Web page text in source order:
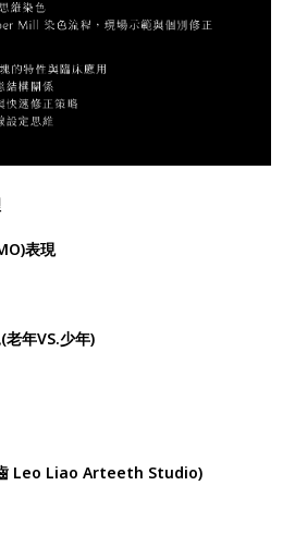
表現
年VS.少年)
Leo Liao Arteeth Studio)